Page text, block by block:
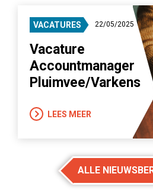
VACATURES 22/05/2025
Vacature
Accountmanager
Pluimvee/Varkens
LEES MEER
ALLE